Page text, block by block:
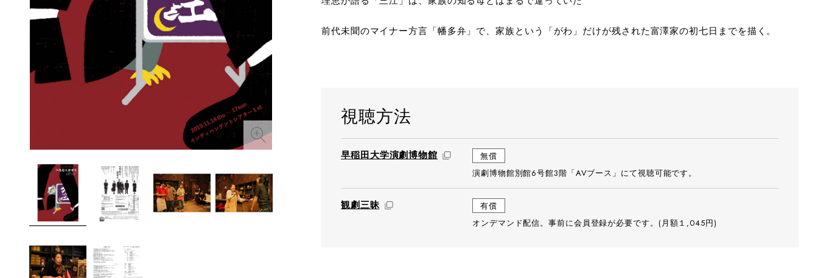
前代未聞のマイナー方言「幡多弁」で、家族という「がわ」だけが残された富澤家の初七日までを描く。
視聴方法
早稲田大学演劇博物館
無償
演劇博物館別館6号館3階「AVブース」にて視聴可能です。
観劇三昧
有償
オンデマンド配信。事前に会員登録が必要です。(月額１,045円)